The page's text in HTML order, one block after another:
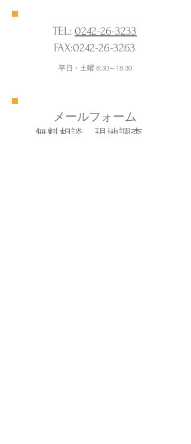
TEL: 0242-26-3233
​FAX:0242-26-3263
平日・土曜 8:30～18:30
メールフォーム
無料相談、現地調査、